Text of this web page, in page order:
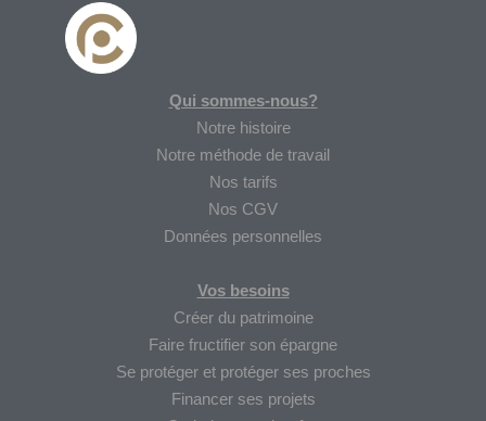
Qui sommes-nous?
Notre histoire
Notre méthode de travail
Nos tarifs
Nos CGV
Données personnelles
Vos besoins
Créer du patrimoine
Faire fructifier son épargne
Se protéger et protéger ses proches
Financer ses projets